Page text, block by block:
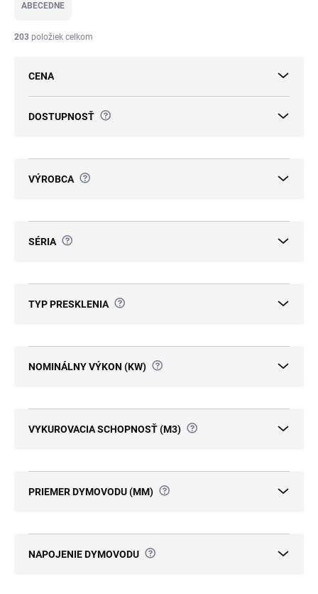
i
ABECEDNE
203 položiek celkom
CENA
DOSTUPNOSŤ ?
VÝROBCA ?
SÉRIA ?
TYP PRESKLENIA ?
NOMINÁLNY VÝKON (KW) ?
VYKUROVACIA SCHOPNOSŤ (M3) ?
PRIEMER DYMOVODU (MM) ?
NAPOJENIE DYMOVODU ?